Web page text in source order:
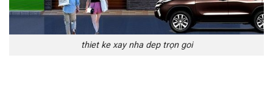
thiet ke xay nha dep trọn goi